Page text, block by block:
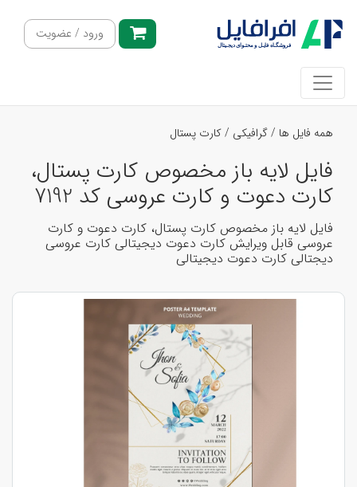
ورود / عضویت
همه فایل ها /گرافیکی /کارت پستال
فایل لایه باز مخصوص کارت پستال،
کارت دعوت و کارت عروسی کد 7192
فایل لایه باز مخصوص کارت پستال، کارت دعوت و کارت
عروسی قابل ویرایش کارت دعوت دیجیتالی کارت عروسی
دیجتالی کارت دعوت دیجیتالی